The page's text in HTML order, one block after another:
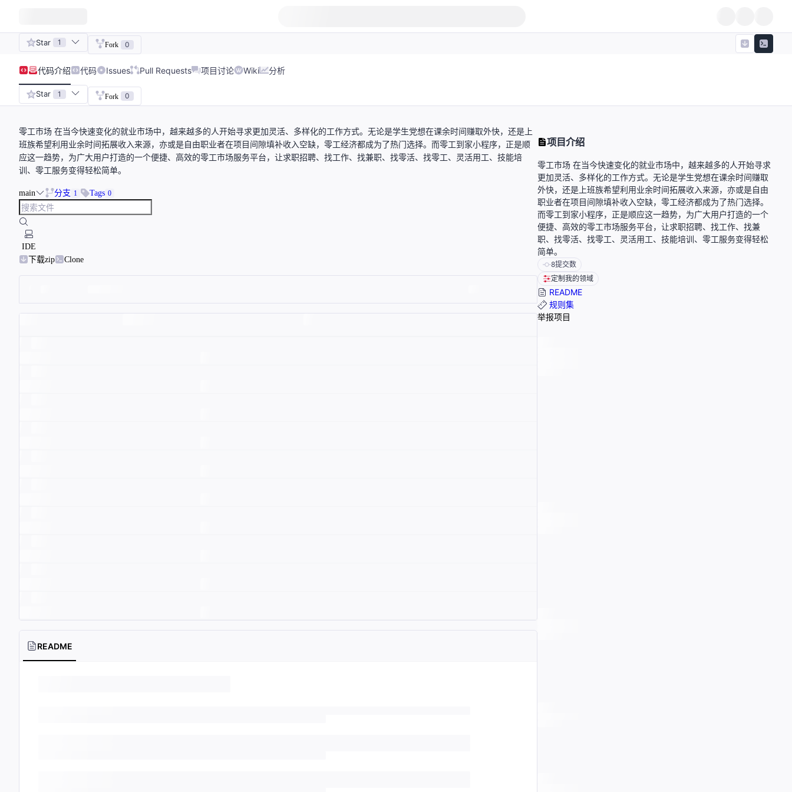
Star 1 Fork 0
代码介绍 代码 Issues Pull Requests 项目讨论 Wiki 分析
Star 1 Fork 0
零工市场 在当今快速变化的就业市场中，越来越多的人开始寻求更加灵活、多样化的工作方式。无论是学生党想在课余时间赚取外快，还是上
班族希望利用业余时间拓展收入来源，亦或是自由职业者在项目间隙填补收入空缺，零工经济都成为了热门选择。而零工到家小程序，正是顺
应这一趋势，为广大用户打造的一个便捷、高效的零工市场服务平台，让求职招聘、找工作、找兼职、找零活、找零工、灵活用工、技能培
训、零工服务变得轻松简单。
main 分支 1 Tags 0
IDE
下载zip
Clone
README
项目介绍
零工市场 在当今快速变化的就业市场中，越来越多的人开始寻求
更加灵活、多样化的工作方式。无论是学生党想在课余时间赚取
外快，还是上班族希望利用业余时间拓展收入来源，亦或是自由
职业者在项目间隙填补收入空缺，零工经济都成为了热门选择。
而零工到家小程序，正是顺应这一趋势，为广大用户打造的一个
便捷、高效的零工市场服务平台，让求职招聘、找工作、找兼
职、找零活、找零工、灵活用工、技能培训、零工服务变得轻松
简单。
8提交数
定制我的领域
README
规则集
举报项目